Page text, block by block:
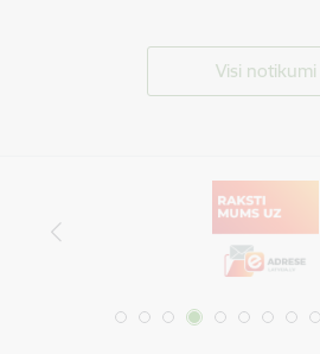
Visi notikumi